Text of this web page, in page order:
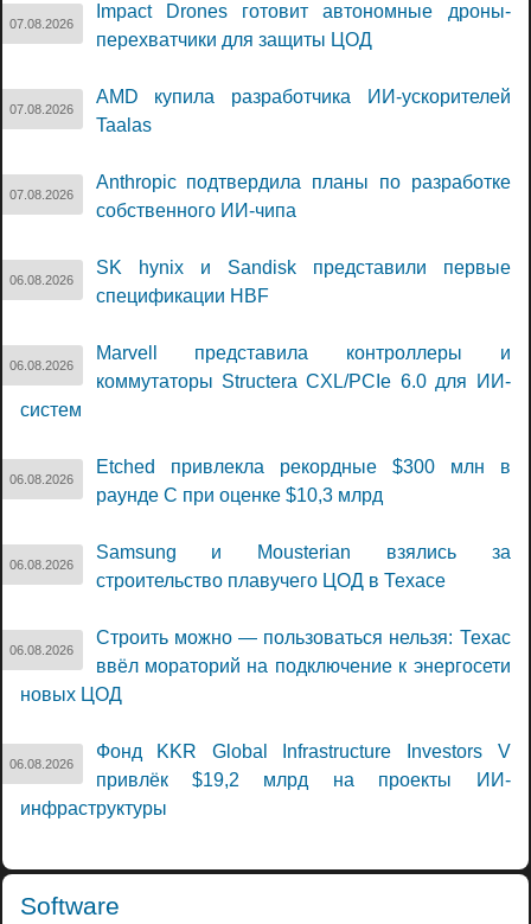
07.08.2026
Impact Drones готовит автономные дроны-
перехватчики для защиты ЦОД
07.08.2026
AMD купила разработчика ИИ-ускорителей
Taalas
07.08.2026
Anthropic подтвердила планы по разработке
собственного ИИ-чипа
06.08.2026
SK hynix и Sandisk представили первые
спецификации HBF
06.08.2026
Marvell представила контроллеры и
коммутаторы Structera CXL/PCIe 6.0 для ИИ-
систем
06.08.2026
Etched привлекла рекордные $300 млн в
раунде C при оценке $10,3 млрд
06.08.2026
Samsung и Mousterian взялись за
строительство плавучего ЦОД в Техасе
06.08.2026
Строить можно — пользоваться нельзя: Техас
ввёл мораторий на подключение к энергосети
новых ЦОД
06.08.2026
Фонд KKR Global Infrastructure Investors V
привлёк $19,2 млрд на проекты ИИ-
инфраструктуры
Software